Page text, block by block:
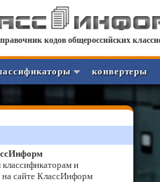
кодов общероссийских
конвертеры
и
на сайте КлассИнформ